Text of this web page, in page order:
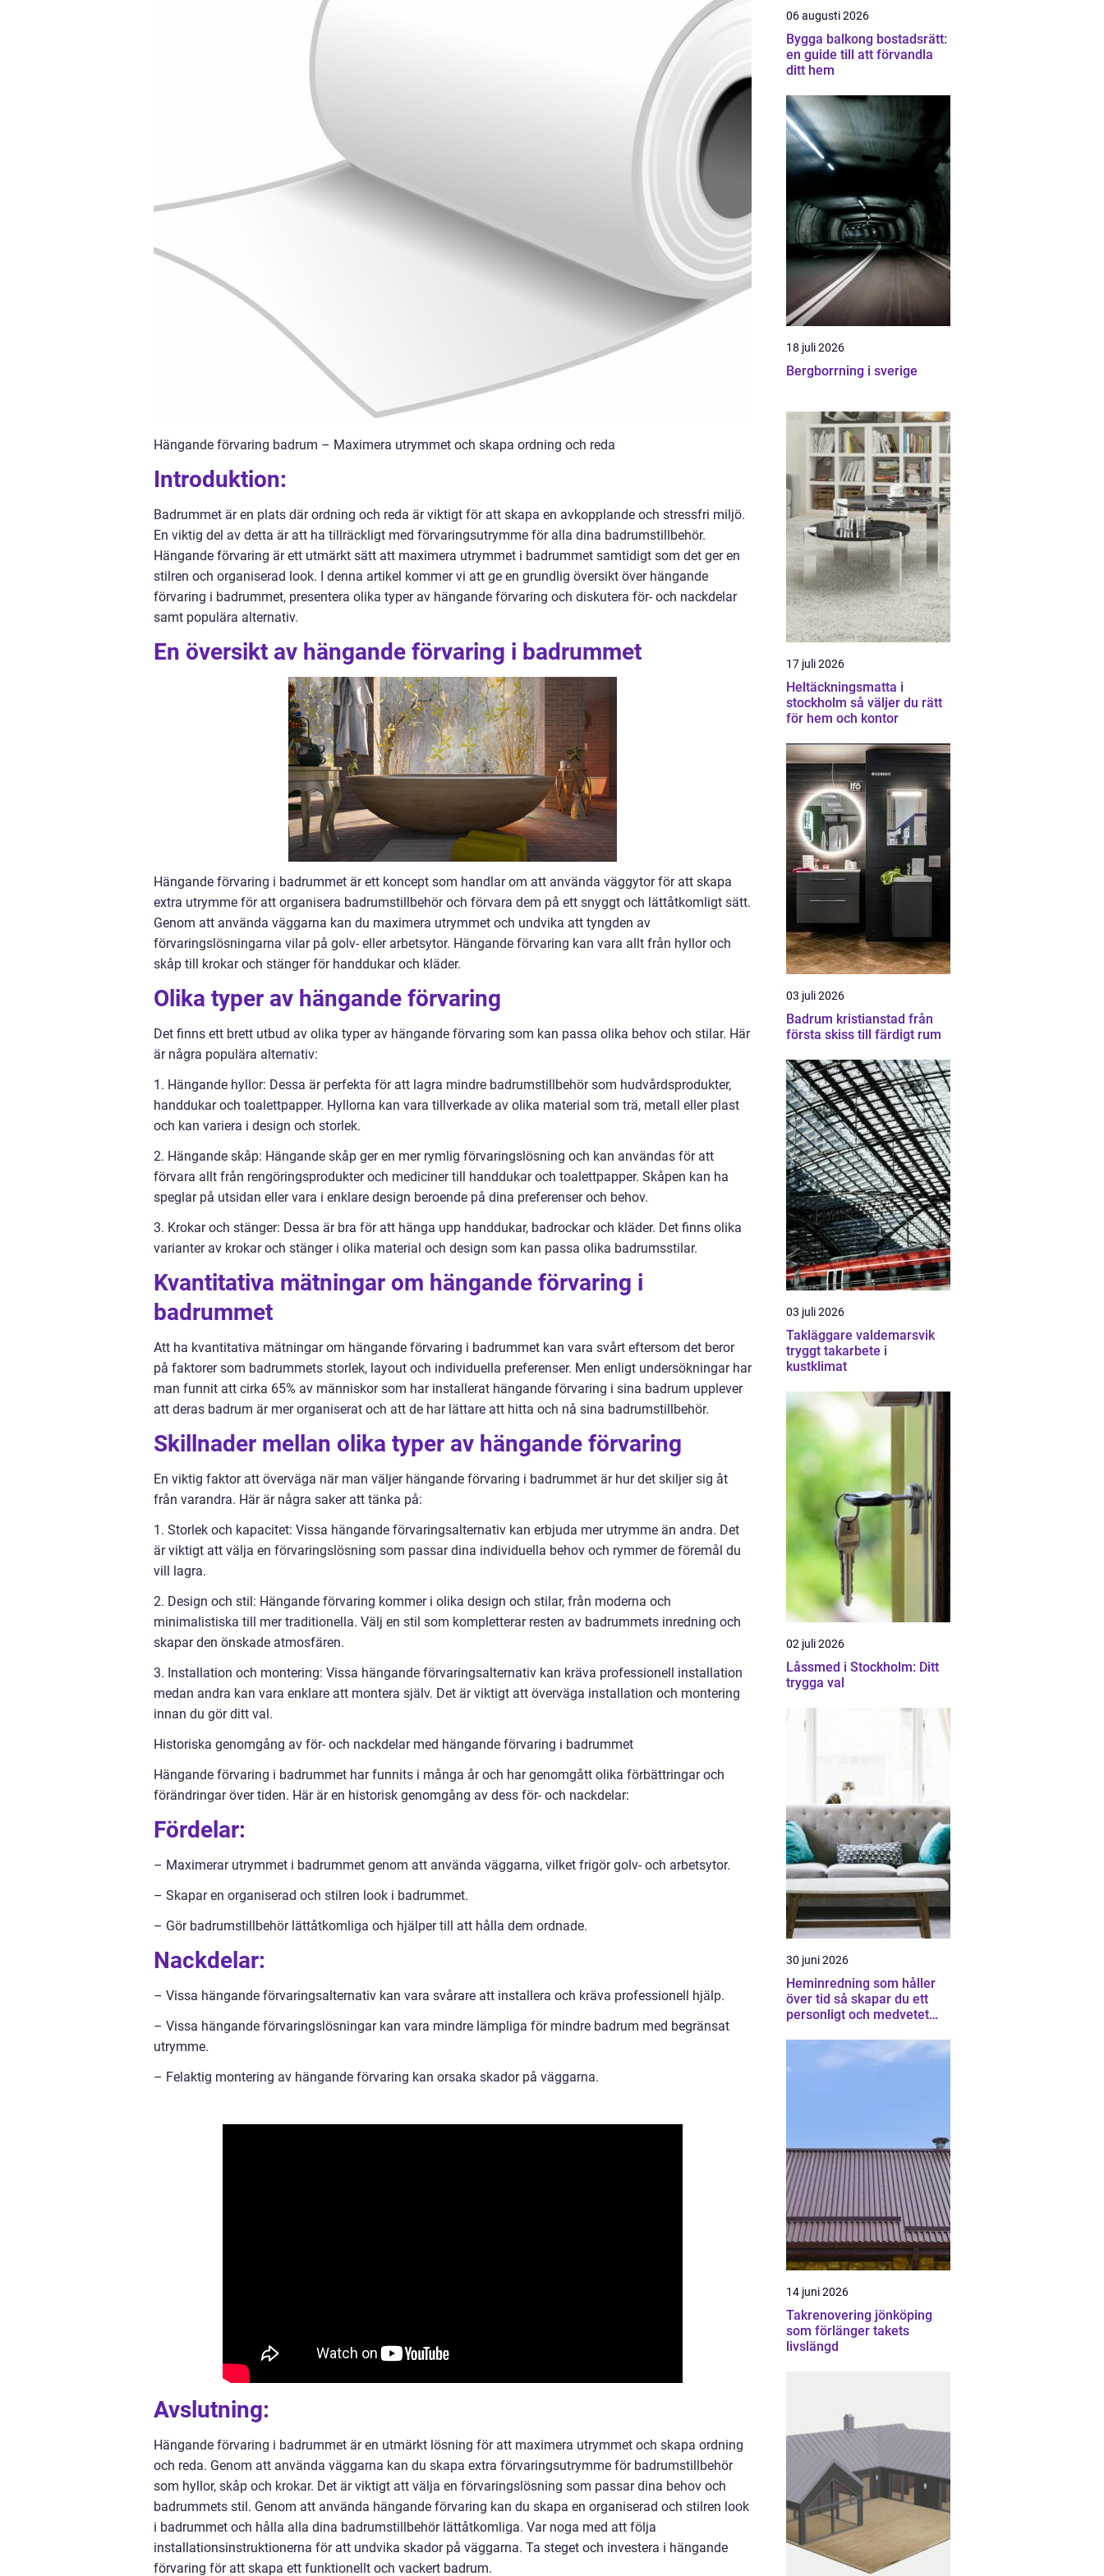
Hängande förvaring badrum – Maximera utrymmet och skapa ordning och reda
Introduktion:
Badrummet är en plats där ordning och reda är viktigt för att skapa en avkopplande och stressfri miljö.
En viktig del av detta är att ha tillräckligt med förvaringsutrymme för alla dina badrumstillbehör.
Hängande förvaring är ett utmärkt sätt att maximera utrymmet i badrummet samtidigt som det ger en
stilren och organiserad look. I denna artikel kommer vi att ge en grundlig översikt över hängande
förvaring i badrummet, presentera olika typer av hängande förvaring och diskutera för- och nackdelar
samt populära alternativ.
En översikt av hängande förvaring i badrummet
Hängande förvaring i badrummet är ett koncept som handlar om att använda väggytor för att skapa
extra utrymme för att organisera badrumstillbehör och förvara dem på ett snyggt och lättåtkomligt sätt.
Genom att använda väggarna kan du maximera utrymmet och undvika att tyngden av
förvaringslösningarna vilar på golv- eller arbetsytor. Hängande förvaring kan vara allt från hyllor och
skåp till krokar och stänger för handdukar och kläder.
Olika typer av hängande förvaring
Det finns ett brett utbud av olika typer av hängande förvaring som kan passa olika behov och stilar. Här
är några populära alternativ:
1. Hängande hyllor: Dessa är perfekta för att lagra mindre badrumstillbehör som hudvårdsprodukter,
handdukar och toalettpapper. Hyllorna kan vara tillverkade av olika material som trä, metall eller plast
och kan variera i design och storlek.
2. Hängande skåp: Hängande skåp ger en mer rymlig förvaringslösning och kan användas för att
förvara allt från rengöringsprodukter och mediciner till handdukar och toalettpapper. Skåpen kan ha
speglar på utsidan eller vara i enklare design beroende på dina preferenser och behov.
3. Krokar och stänger: Dessa är bra för att hänga upp handdukar, badrockar och kläder. Det finns olika
varianter av krokar och stänger i olika material och design som kan passa olika badrumsstilar.
Kvantitativa mätningar om hängande förvaring i
badrummet
Att ha kvantitativa mätningar om hängande förvaring i badrummet kan vara svårt eftersom det beror
på faktorer som badrummets storlek, layout och individuella preferenser. Men enligt undersökningar har
man funnit att cirka 65% av människor som har installerat hängande förvaring i sina badrum upplever
att deras badrum är mer organiserat och att de har lättare att hitta och nå sina badrumstillbehör.
Skillnader mellan olika typer av hängande förvaring
En viktig faktor att överväga när man väljer hängande förvaring i badrummet är hur det skiljer sig åt
från varandra. Här är några saker att tänka på:
1. Storlek och kapacitet: Vissa hängande förvaringsalternativ kan erbjuda mer utrymme än andra. Det
är viktigt att välja en förvaringslösning som passar dina individuella behov och rymmer de föremål du
vill lagra.
2. Design och stil: Hängande förvaring kommer i olika design och stilar, från moderna och
minimalistiska till mer traditionella. Välj en stil som kompletterar resten av badrummets inredning och
skapar den önskade atmosfären.
3. Installation och montering: Vissa hängande förvaringsalternativ kan kräva professionell installation
medan andra kan vara enklare att montera själv. Det är viktigt att överväga installation och montering
innan du gör ditt val.
Historiska genomgång av för- och nackdelar med hängande förvaring i badrummet
Hängande förvaring i badrummet har funnits i många år och har genomgått olika förbättringar och
förändringar över tiden. Här är en historisk genomgång av dess för- och nackdelar:
Fördelar:
– Maximerar utrymmet i badrummet genom att använda väggarna, vilket frigör golv- och arbetsytor.
– Skapar en organiserad och stilren look i badrummet.
– Gör badrumstillbehör lättåtkomliga och hjälper till att hålla dem ordnade.
Nackdelar:
– Vissa hängande förvaringsalternativ kan vara svårare att installera och kräva professionell hjälp.
– Vissa hängande förvaringslösningar kan vara mindre lämpliga för mindre badrum med begränsat
utrymme.
– Felaktig montering av hängande förvaring kan orsaka skador på väggarna.
Avslutning:
Hängande förvaring i badrummet är en utmärkt lösning för att maximera utrymmet och skapa ordning
och reda. Genom att använda väggarna kan du skapa extra förvaringsutrymme för badrumstillbehör
som hyllor, skåp och krokar. Det är viktigt att välja en förvaringslösning som passar dina behov och
badrummets stil. Genom att använda hängande förvaring kan du skapa en organiserad och stilren look
i badrummet och hålla alla dina badrumstillbehör lättåtkomliga. Var noga med att följa
installationsinstruktionerna för att undvika skador på väggarna. Ta steget och investera i hängande
förvaring för att skapa ett funktionellt och vackert badrum.
06 augusti 2026
Bygga balkong bostadsrätt:
en guide till att förvandla
ditt hem
18 juli 2026
Bergborrning i sverige
17 juli 2026
Heltäckningsmatta i
stockholm så väljer du rätt
för hem och kontor
03 juli 2026
Badrum kristianstad från
första skiss till färdigt rum
03 juli 2026
Takläggare valdemarsvik
tryggt takarbete i
kustklimat
02 juli 2026
Låssmed i Stockholm: Ditt
trygga val
30 juni 2026
Heminredning som håller
över tid så skapar du ett
personligt och medvetet
14 juni 2026
Takrenovering jönköping
som förlänger takets
livslängd